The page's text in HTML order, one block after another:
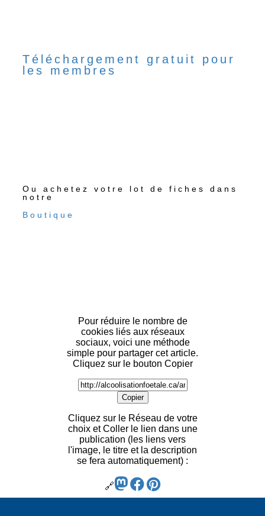
Téléchargement gratuit pour
les membres
Ou achetez votre lot de fiches dans
notre
Boutique
Pour réduire le nombre de
cookies liés aux réseaux
sociaux, voici une méthode
simple pour partager cet article.
Cliquez sur le bouton Copier
Copier
Cliquez sur le Réseau de votre
choix et Coller le lien dans une
publication (les liens vers
l'image, le titre et la description
se fera automatiquement) :
🔗